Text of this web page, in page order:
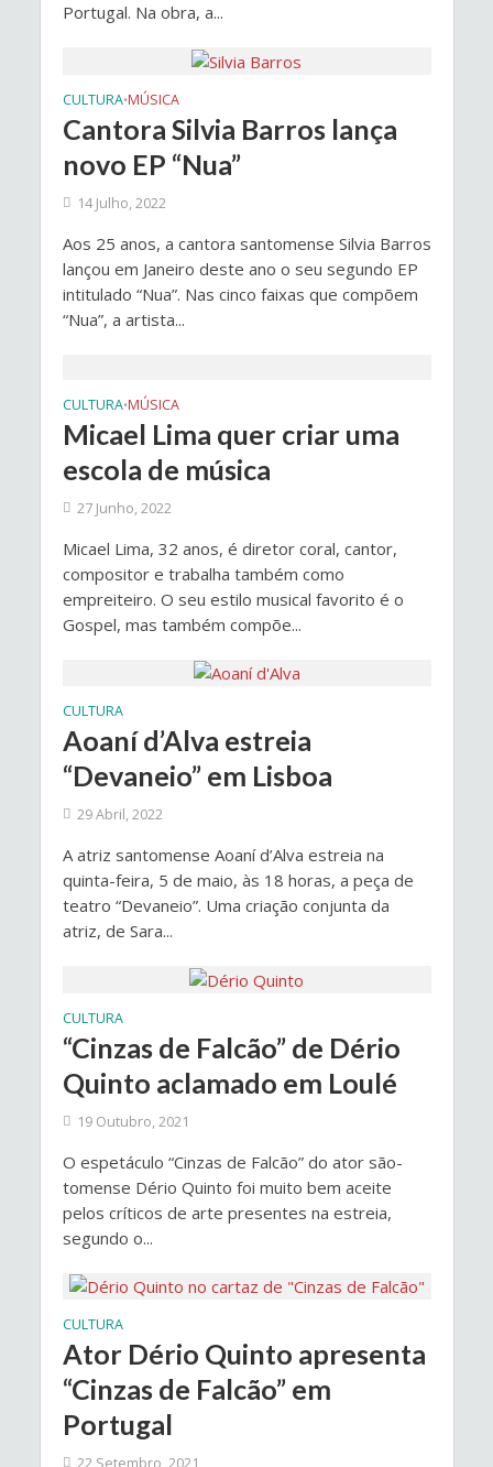
Portugal. Na obra, a...
CULTURA•MÚSICA
Cantora Silvia Barros lança
novo EP “Nua”
14 Julho, 2022
Aos 25 anos, a cantora santomense Silvia Barros
lançou em Janeiro deste ano o seu segundo EP
intitulado “Nua”. Nas cinco faixas que compõem
“Nua”, a artista...
CULTURA•MÚSICA
Micael Lima quer criar uma
escola de música
27 Junho, 2022
Micael Lima, 32 anos, é diretor coral, cantor,
compositor e trabalha também como
empreiteiro. O seu estilo musical favorito é o
Gospel, mas também compõe...
CULTURA
Aoaní d’Alva estreia
“Devaneio” em Lisboa
29 Abril, 2022
A atriz santomense Aoaní d’Alva estreia na
quinta-feira, 5 de maio, às 18 horas, a peça de
teatro “Devaneio”. Uma criação conjunta da
atriz, de Sara...
CULTURA
“Cinzas de Falcão” de Dério
Quinto aclamado em Loulé
19 Outubro, 2021
O espetáculo “Cinzas de Falcão” do ator são-
tomense Dério Quinto foi muito bem aceite
pelos críticos de arte presentes na estreia,
segundo o...
CULTURA
Ator Dério Quinto apresenta
“Cinzas de Falcão” em
Portugal